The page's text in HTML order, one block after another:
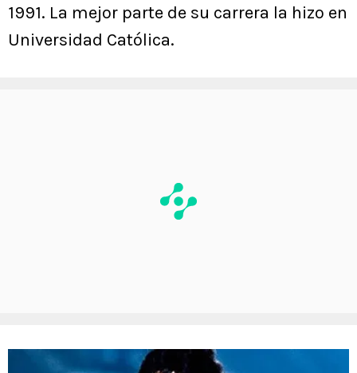
1991. La mejor parte de su carrera la hizo en
Universidad Católica.